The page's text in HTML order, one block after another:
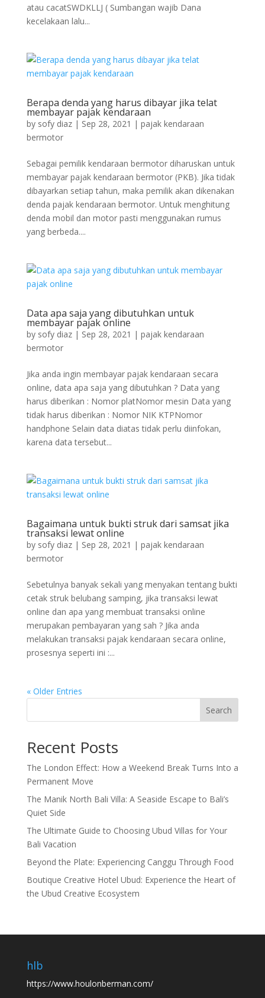
atau cacatSWDKLLJ ( Sumbangan wajib Dana
kecelakaan lalu...
Berapa denda yang harus dibayar jika telat
membayar pajak kendaraan
by sofy diaz| Sep 28, 2021 | pajak kendaraan
bermotor
Sebagai pemilik kendaraan bermotor diharuskan untuk
membayar pajak kendaraan bermotor (PKB). Jika tidak
dibayarkan setiap tahun, maka pemilik akan dikenakan
denda pajak kendaraan bermotor. Untuk menghitung
denda mobil dan motor pasti menggunakan rumus
yang berbeda....
Data apa saja yang dibutuhkan untuk
membayar pajak online
by sofy diaz| Sep 28, 2021 | pajak kendaraan
bermotor
Jika anda ingin membayar pajak kendaraan secara
online, data apa saja yang dibutuhkan ? Data yang
harus diberikan : Nomor platNomor mesin Data yang
tidak harus diberikan : Nomor NIK KTPNomor
handphone Selain data diatas tidak perlu diinfokan,
karena data tersebut...
Bagaimana untuk bukti struk dari samsat jika
transaksi lewat online
by sofy diaz| Sep 28, 2021 | pajak kendaraan
bermotor
Sebetulnya banyak sekali yang menyakan tentang bukti
cetak struk belubang samping, jika transaksi lewat
online dan apa yang membuat transaksi online
merupakan pembayaran yang sah ? Jika anda
melakukan transaksi pajak kendaraan secara online,
prosesnya seperti ini :...
« Older Entries
Search
Recent Posts
The London Effect: How a Weekend Break Turns Into a
Permanent Move
The Manik North Bali Villa: A Seaside Escape to Bali’s
Quiet Side
The Ultimate Guide to Choosing Ubud Villas for Your
Bali Vacation
Beyond the Plate: Experiencing Canggu Through Food
Boutique Creative Hotel Ubud: Experience the Heart of
the Ubud Creative Ecosystem
hlb
https://www.houlonberman.com/